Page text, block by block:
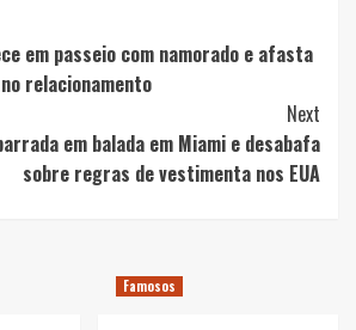
em passeio com namorado e afasta
relacionamento
Next
em balada em Miami e desabafa
sobre regras de vestimenta nos EUA
Famosos